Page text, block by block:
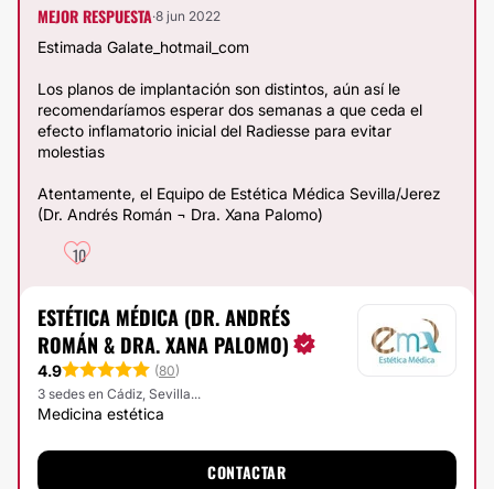
MEJOR RESPUESTA·8 jun 2022
Estimada Galate_hotmail_com
Los planos de implantación son distintos, aún así le
recomendaríamos esperar dos semanas a que ceda el
efecto inflamatorio inicial del Radiesse para evitar
molestias
Atentamente, el Equipo de Estética Médica Sevilla/Jerez
(Dr. Andrés Román ¬ Dra. Xana Palomo)
10
ESTÉTICA MÉDICA (DR. ANDRÉS
ROMÁN & DRA. XANA PALOMO)
4.9 (80)
3 sedes en Cádiz, Sevilla...
Medicina estética
CONTACTAR